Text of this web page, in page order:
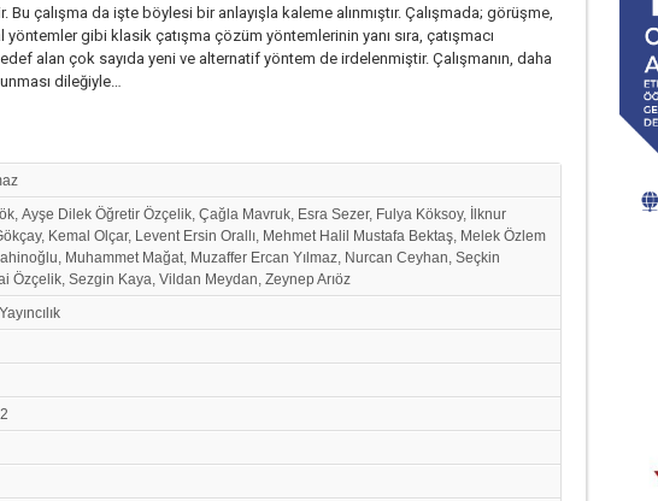
çalışma da işte böylesi bir anlayışla kaleme alınmıştır. Çalışmada; görüşme,
yöntemler gibi klasik çatışma çözüm yöntemlerinin yanı sıra, çatışmacı
alan çok sayıda yeni ve alternatif yöntem de irdelenmiştir. Çalışmanın, daha
dileğiyle…
Ayşe Dilek Öğretir Özçelik, Çağla Mavruk, Esra Sezer, Fulya Köksoy, İlknur
Kemal Olçar, Levent Ersin Orallı, Mehmet Halil Mustafa Bektaş, Melek Özlem
Muhammet Mağat, Muzaffer Ercan Yılmaz, Nurcan Ceyhan, Seçkin
Özçelik, Sezgin Kaya, Vildan Meydan, Zeynep Arıöz